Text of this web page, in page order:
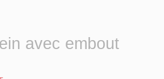
avec embout